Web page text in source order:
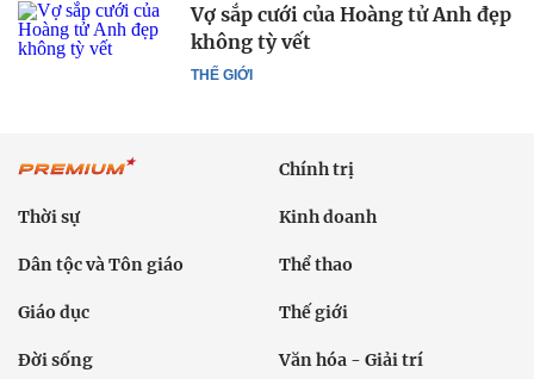
THẾ GIỚI
Vợ sắp cưới của Hoàng tử Anh đẹp
không tỳ vết
Chính trị
Thời sự Kinh doanh
Dân tộc và Tôn giáo Thể thao
Giáo dục Thế giới
Đời sống Văn hóa - Giải trí